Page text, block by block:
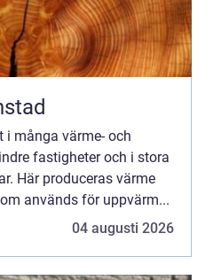
i många värme- och
fastigheter och i stora
Här produceras värme
används för uppvärm...
04 augusti 2026